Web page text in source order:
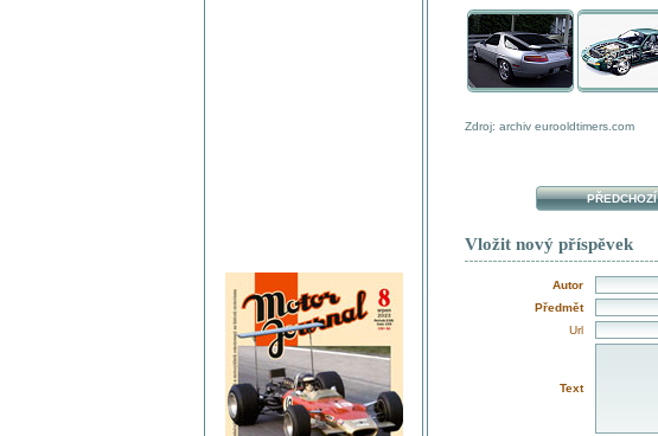
Zdroj: archiv eurooldtimers.com
PŘEDCHOZÍ
Vložit nový příspěvek
Autor
Předmět
Url
Text